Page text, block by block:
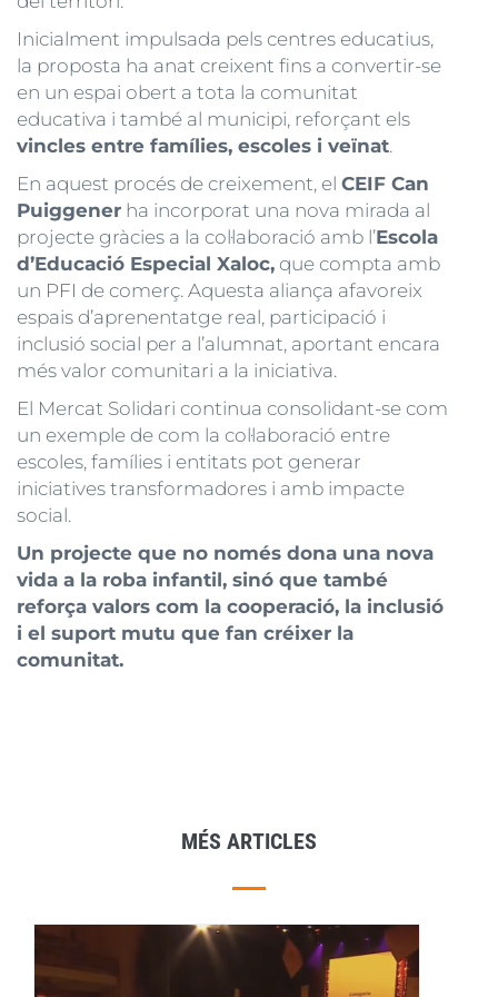
Inicialment impulsada pels centres educatius,
la proposta ha anat creixent fins a convertir-se
en un espai obert a tota la comunitat
educativa i també al municipi, reforçant els
vincles entre famílies, escoles i veïnat.
En aquest procés de creixement, el CEIF Can
Puiggener ha incorporat una nova mirada al
projecte gràcies a la col·laboració amb l’Escola
d’Educació Especial Xaloc, que compta amb
un PFI de comerç. Aquesta aliança afavoreix
espais d’aprenentatge real, participació i
inclusió social per a l’alumnat, aportant encara
més valor comunitari a la iniciativa.
El Mercat Solidari continua consolidant-se com
un exemple de com la col·laboració entre
escoles, famílies i entitats pot generar
iniciatives transformadores i amb impacte
social.
Un projecte que no només dona una nova
vida a la roba infantil, sinó que també
reforça valors com la cooperació, la inclusió
i el suport mutu que fan créixer la
comunitat.
MÉS ARTICLES